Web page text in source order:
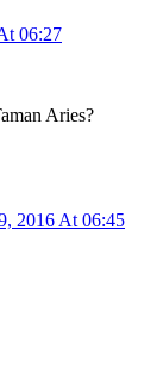
06:27
Aries?
2016 At 06:45